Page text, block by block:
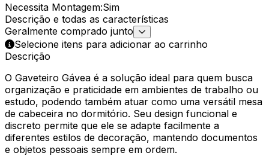
Necessita Montagem:Sim
Descrição e todas as características
Geralmente comprado junto
Selecione itens para adicionar ao carrinho
Descrição
O Gaveteiro Gávea é a solução ideal para quem busca
organização e praticidade em ambientes de trabalho ou
estudo, podendo também atuar como uma versátil mesa
de cabeceira no dormitório. Seu design funcional e
discreto permite que ele se adapte facilmente a
diferentes estilos de decoração, mantendo documentos
e objetos pessoais sempre em ordem.